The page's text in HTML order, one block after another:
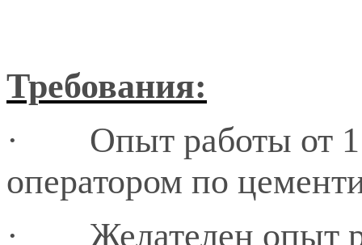
Требования:
· Опыт работы от
оператором по
· Желателен опыт